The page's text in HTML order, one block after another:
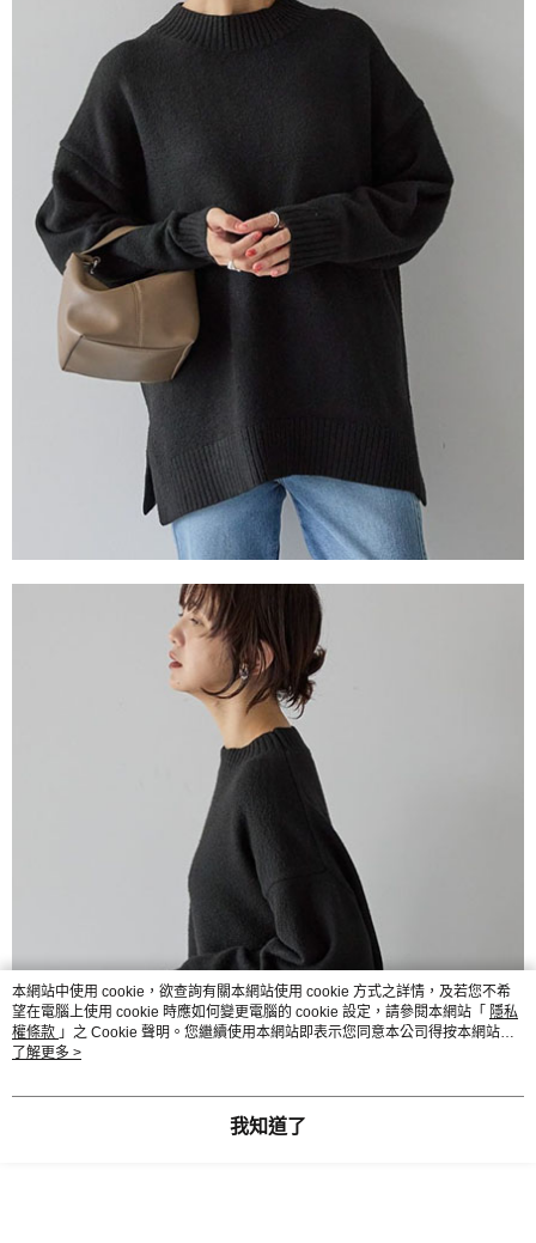
本網站中使用 cookie，欲查詢有關本網站使用 cookie 方式之詳情，及若您不希
望在電腦上使用 cookie 時應如何變更電腦的 cookie 設定，請參閱本網站「 隱私
權條款 」之 Cookie 聲明。您繼續使用本網站即表示您同意本公司得按本網站使
用條款之 Cookie 聲明使用 cookie。
了解更多 >
我知道了